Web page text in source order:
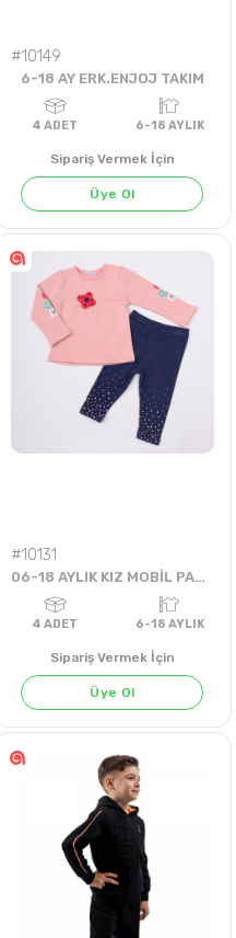
#10149
6-18 AY ERK.ENJOJ TAKIM
6-18
Sipariş Vermek İçin
Üye Ol
#10131
06-18 AYLIK KIZ MOBİL PAPATYA TAKIM
ADET
Sipariş Vermek İçin
Üye Ol